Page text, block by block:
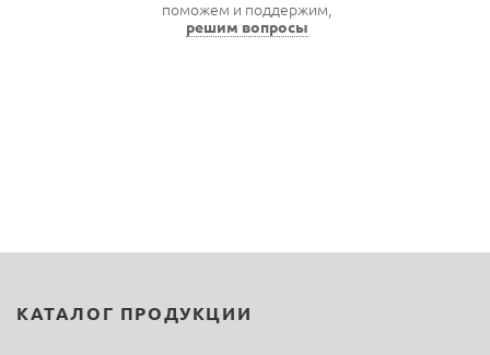
поможем и поддержим,
решим вопросы
КАТАЛОГ ПРОДУКЦИИ